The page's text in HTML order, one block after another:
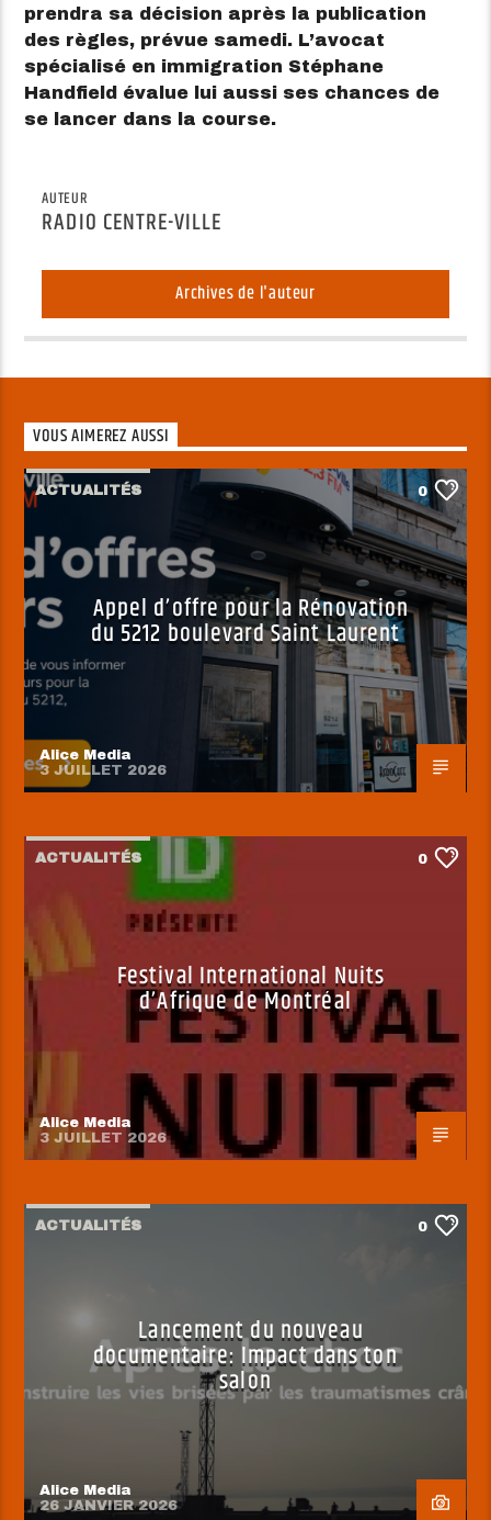
prendra sa décision après la publication
des règles, prévue samedi. L’avocat
spécialisé en immigration Stéphane
Handfield évalue lui aussi ses chances de
se lancer dans la course.
AUTEUR
RADIO CENTRE-VILLE
Archives de l'auteur
VOUS AIMEREZ AUSSI
ACTUALITÉS 0
Appel d’offre pour la Rénovation
du 5212 boulevard Saint Laurent
Alice Media
3 JUILLET 2026
ACTUALITÉS 0
Festival International Nuits
d’Afrique de Montréal
Alice Media
3 JUILLET 2026
ACTUALITÉS 0
Lancement du nouveau
documentaire: Impact dans ton
salon
Alice Media
26 JANVIER 2026